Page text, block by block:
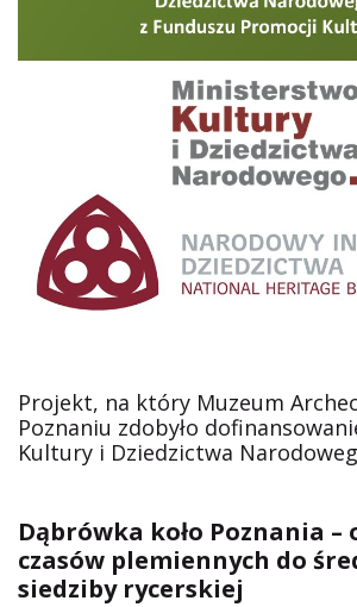
Projekt, na który Muzeum
Poznaniu zdobyło
Kultury i Dziedzictwa
Dąbrówka koło Poznania –
czasów plemiennych do
siedziby rycerskiej